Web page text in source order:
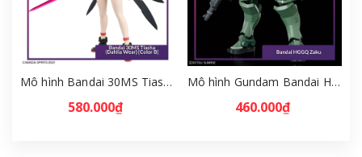
Mô hình Bandai 30MS Tiasha (Dahlia Wear) [Color B] [GDB] [30MS]
580.000₫
Mô hình Gundam Bandai HGGQ Zaku 1/144 – MSG GQuuuuuuX [GDB] [BHG]
460.000₫